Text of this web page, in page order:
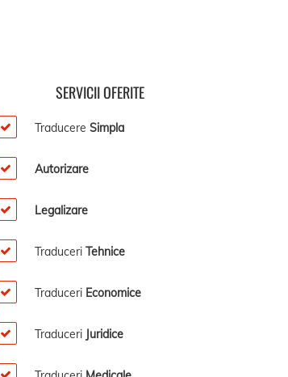
SERVICII OFERITE
Traducere Simpla
Autorizare
Legalizare
Traduceri Tehnice
Traduceri Economice
Traduceri Juridice